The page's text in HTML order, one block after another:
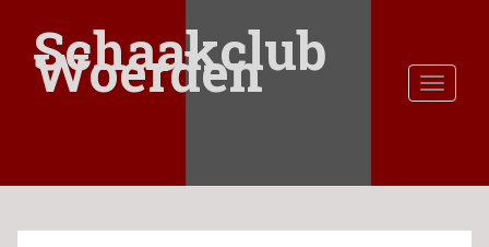
a
Schaakclub
Woerden